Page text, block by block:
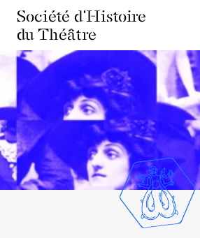
Société d'Histoire
du Théâtre